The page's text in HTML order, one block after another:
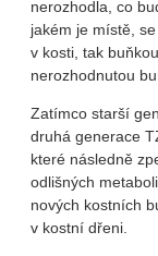
nerozhodla, co
jakém je místě,
v kosti, tak
nerozhodnutou
Zatímco starší
druhá generace
které následně
odlišných
nových kostních
v kostní dřeni.